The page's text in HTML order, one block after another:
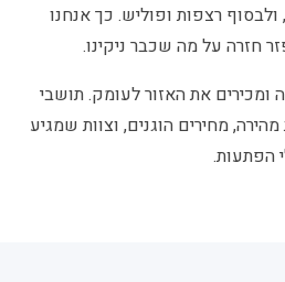
רצפות ופוליש. כך אנחנו
חזרה על מה שכבר ניקינו.
ומכירים את האזור לעומק. תושבי
מחירים הוגנים, וצוות שמגיע
הפתעות.